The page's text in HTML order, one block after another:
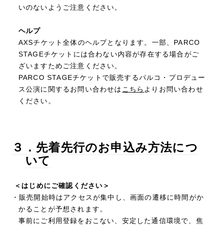
いのないようご注意ください。
ヘルプ
AXSチケット全体のヘルプとなります。一部、PARCO
STAGEチケットには合わない内容が存在する場合がご
ざいますためご注意ください。
PARCO STAGEチケットで販売するパルコ・プロデュー
ス公演に関するお問い合わせは こちら よりお問い合わせ
ください。
３．先着先行のお申込み方法につ
いて
＜はじめにご確認ください＞
・販売開始時はアクセスが集中し、画面の遷移に時間がか
かることが予想されます。
事前にご利用登録をおこない、安定した通信環境で、焦